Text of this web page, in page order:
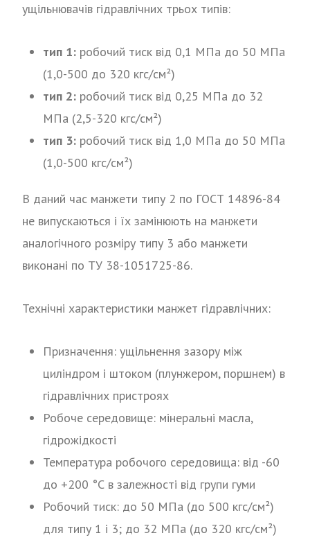
ущільнювачів гідравлічних трьох типів:
тип 1: робочий тиск від 0,1 МПа до 50 МПа
(1,0-500 до 320 кгс/см²)
тип 2: робочий тиск від 0,25 МПа до 32
МПа (2,5-320 кгс/см²)
тип 3: робочий тиск від 1,0 МПа до 50 МПа
(1,0-500 кгс/см²)
В даний час манжети типу 2 по ГОСТ 14896-84
не випускаються і їх замінюють на манжети
аналогічного розміру типу 3 або манжети
виконані по ТУ 38-1051725-86.
Технічні характеристики манжет гідравлічних:
Призначення: ущільнення зазору між
циліндром і штоком (плунжером, поршнем) в
гідравлічних пристроях
Робоче середовище: мінеральні масла,
гідрожідкості
Температура робочого середовища: від -60
до +200 °С в залежності від групи гуми
Робочий тиск: до 50 МПа (до 500 кгс/см²)
для типу 1 і 3; до 32 МПа (до 320 кгс/см²)